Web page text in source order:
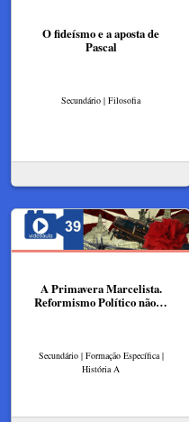
O fideísmo e a aposta de
Pascal
Secundário | Filosofia
A Primavera Marcelista.
Reformismo Político não…
Secundário | Formação Específica |
História A